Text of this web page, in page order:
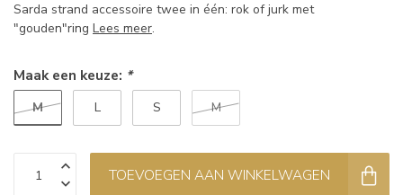
Sarda strand accessoire twee in één: rok of jurk met
"gouden"ring Lees meer.
Maak een keuze: *
M L S M
TOEVOEGEN AAN WINKELWAGEN